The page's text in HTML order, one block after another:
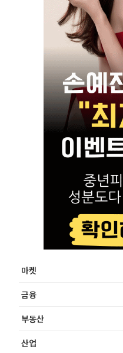
마켓
금융
부동산
산업